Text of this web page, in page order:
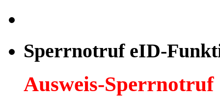
Sperrnotruf eID-
Ausweis-Sperrnotruf